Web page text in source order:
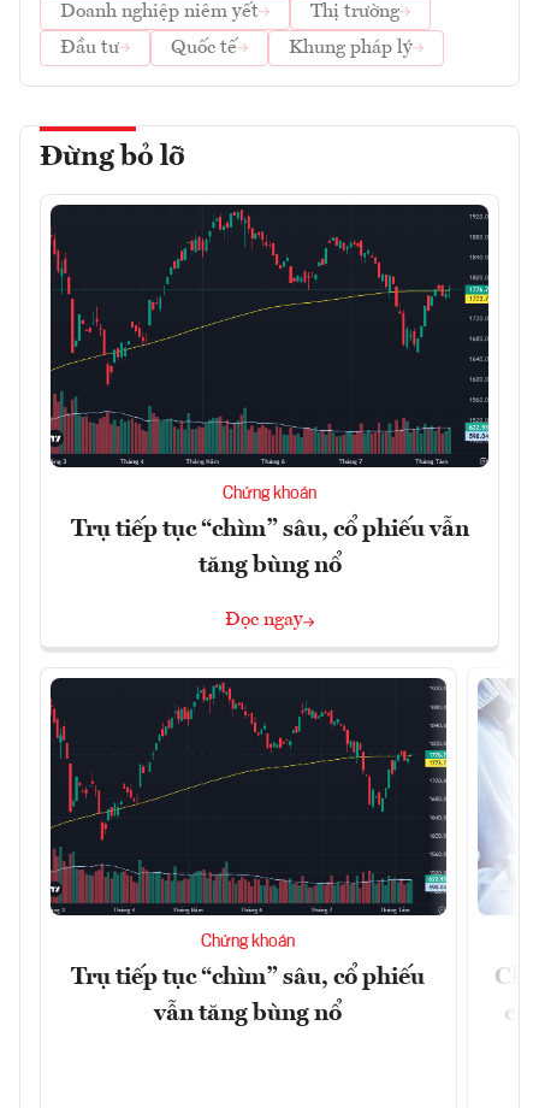
Doanh nghiệp niêm yết
Thị trường
Đầu tư
Quốc tế Khung pháp lý
Đừng bỏ lỡ
Chứng khoán
Trụ tiếp tục “chìm” sâu, cổ phiếu vẫn
tăng bùng nổ
Đọc ngay
Chứng khoán
Trụ tiếp tục “chìm” sâu, cổ phiếu
vẫn tăng bùng nổ